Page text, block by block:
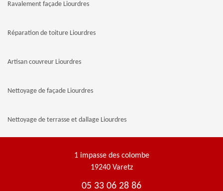
Ravalement façade Liourdres
Réparation de toiture Liourdres
Artisan couvreur Liourdres
Nettoyage de façade Liourdres
Nettoyage de terrasse et dallage Liourdres
1 impasse des colombe
19240 Varetz
05 33 06 28 86